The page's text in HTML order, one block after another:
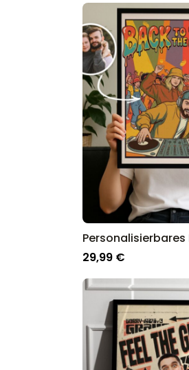
Nach Person:
Besondere Ideen:
Personalisierte
Kleine
Wichtelgeschenke
Adventskalender
Personalisierte
Nikolausgeschenke
Weihnachtliches
Weihnachtsdeko
Wir bei radbag
Deutschland.
29,99 €